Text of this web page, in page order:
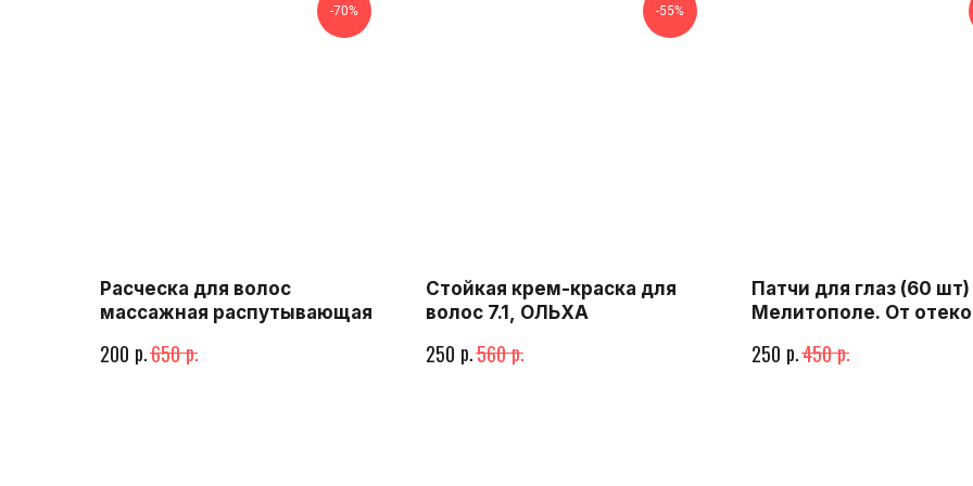
-70%
Расческа для волос
массажная распутывающая
200 р.650р.
-55%
Стойкая крем-краска для
волос 7.1, ОЛЬХА
250 р.560р.
Патчи для глаз (60 шт)
Мелитополе. От
250 р.450р.